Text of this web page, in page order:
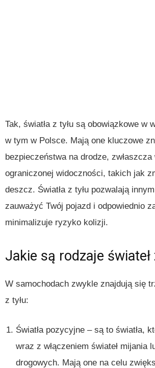
Tak, światła z tyłu są obowiązkowe w
w tym w Polsce. Mają one kluczowe
bezpieczeństwa na drodze,
ograniczonej widoczności, takich jak
deszcz. Światła z tyłu pozwalają
zauważyć Twój pojazd i odpowiednio
minimalizuje ryzyko kolizji.
Jakie są rodzaje świateł
W samochodach zwykle znajdują się
z tyłu:
Światła pozycyjne – są to światła,
wraz z włączeniem świateł mijania
drogowych. Mają one na celu